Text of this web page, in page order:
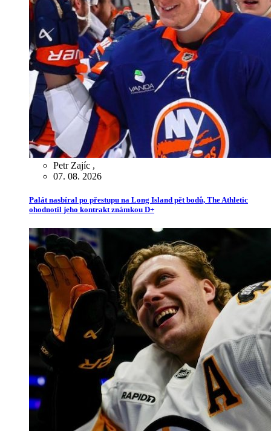
Petr Zajíc ,
07. 08. 2026
Palát nasbíral po přestupu na Long Island pět bodů, The Athletic
ohodnotil jeho kontrakt známkou D+